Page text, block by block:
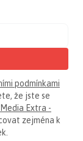
podmínkami
že jste se
Extra -
zejména k